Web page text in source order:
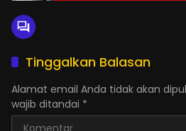
Tinggalkan Balasan
Alamat email Anda tidak akan
wajib ditandai *